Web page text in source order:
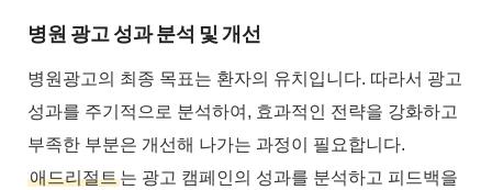
병원 광고 성과 분석 및 개선
병원광고의 최종 목표는 환자의 유치입니다. 따라서 광고
성과를 주기적으로 분석하여, 효과적인 전략을 강화하고
부족한 부분은 개선해 나가는 과정이 필요합니다.
애드리절트는 광고 캠페인의 성과를 분석하고 피드백을